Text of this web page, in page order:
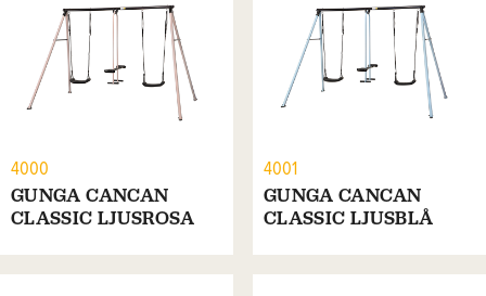
4000
GUNGA CANCAN
CLASSIC LJUSROSA
4001
GUNGA CANCAN
CLASSIC LJUSBLÅ